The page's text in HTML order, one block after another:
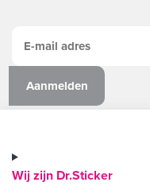
Wij zijn Dr.Sticker